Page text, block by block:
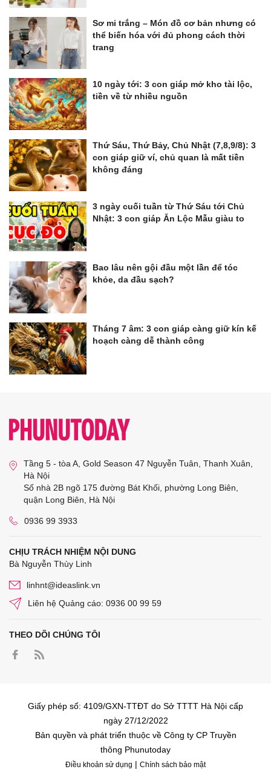
Sơ mi trắng – Món đồ cơ bản nhưng có
thể biến hóa với đủ phong cách thời
trang
10 ngày tới: 3 con giáp mở kho tài lộc,
tiền về từ nhiều nguồn
Thứ Sáu, Thứ Bảy, Chủ Nhật (7,8,9/8): 3
con giáp giữ ví, chủ quan là mất tiền
không đáng
3 ngày cuối tuần từ Thứ Sáu tới Chủ
Nhật: 3 con giáp Ăn Lộc Mẫu giàu to
Bao lâu nên gội đầu một lần để tóc
khỏe, da đầu sạch?
Tháng 7 âm: 3 con giáp càng giữ kín kế
hoạch càng dễ thành công
Tầng 5 - tòa A, Gold Season 47 Nguyễn Tuân, Thanh Xuân,
Hà Nội
Số nhà 2B ngõ 175 đường Bát Khối, phường Long Biên,
quận Long Biên, Hà Nội
0936 99 3933
CHỊU TRÁCH NHIỆM NỘI DUNG
Bà Nguyễn Thùy Linh
linhnt@ideaslink.vn
Liên hệ Quảng cáo: 0936 00 99 59
THEO DÕI CHÚNG TÔI
Giấy phép số: 4109/GXN-TTĐT do Sở TTTT Hà Nội cấp
ngày 27/12/2022
Bản quyền và phát triển thuộc về Công ty CP Truyền
thông Phunutoday
Điều khoản sử dụng | Chính sách bảo mật